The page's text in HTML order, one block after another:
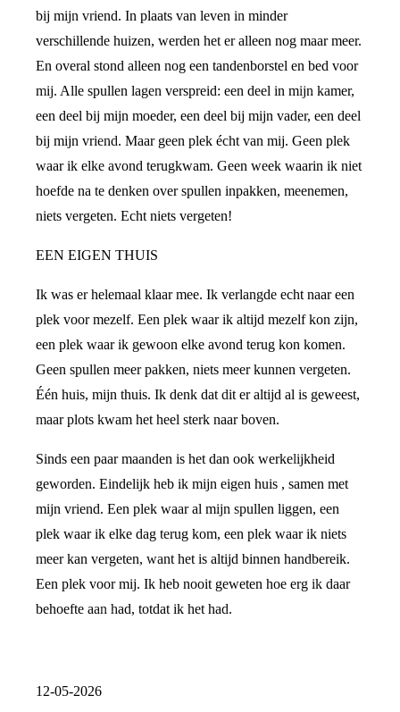
bij mijn vriend. In plaats van leven in minder
verschillende huizen, werden het er alleen nog maar meer.
En overal stond alleen nog een tandenborstel en bed voor
mij. Alle spullen lagen verspreid: een deel in mijn kamer,
een deel bij mijn moeder, een deel bij mijn vader, een deel
bij mijn vriend. Maar geen plek écht van mij. Geen plek
waar ik elke avond terugkwam. Geen week waarin ik niet
hoefde na te denken over spullen inpakken, meenemen,
niets vergeten. Echt niets vergeten!
EEN EIGEN THUIS
Ik was er helemaal klaar mee. Ik verlangde echt naar een
plek voor mezelf. Een plek waar ik altijd mezelf kon zijn,
een plek waar ik gewoon elke avond terug kon komen.
Geen spullen meer pakken, niets meer kunnen vergeten.
Één huis, mijn thuis. Ik denk dat dit er altijd al is geweest,
maar plots kwam het heel sterk naar boven.
Sinds een paar maanden is het dan ook werkelijkheid
geworden. Eindelijk heb ik mijn eigen huis , samen met
mijn vriend. Een plek waar al mijn spullen liggen, een
plek waar ik elke dag terug kom, een plek waar ik niets
meer kan vergeten, want het is altijd binnen handbereik.
Een plek voor mij. Ik heb nooit geweten hoe erg ik daar
behoefte aan had, totdat ik het had.
12-05-2026